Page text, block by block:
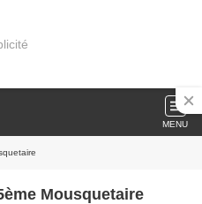
MENU
Mousquetaire